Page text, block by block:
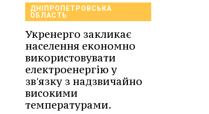
ДНІПРОПЕТРОВСЬКА
ОБЛАСТЬ
Укренерго закликає
населення економно
використовувати
електроенергію у
зв'язку з надзвичайно
високими
температурами.